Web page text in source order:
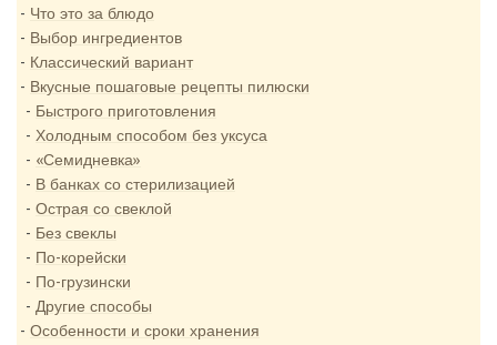
Что это за блюдо
Выбор ингредиентов
Классический вариант
Вкусные пошаговые рецепты пилюски
Быстрого приготовления
Холодным способом без уксуса
«Семидневка»
В банках со стерилизацией
Острая со свеклой
Без свеклы
По-корейски
По-грузински
Другие способы
Особенности и сроки хранения